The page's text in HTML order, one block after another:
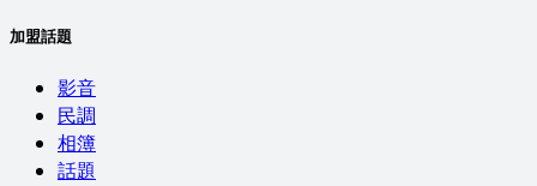
加盟話題
影音
民調
相簿
話題